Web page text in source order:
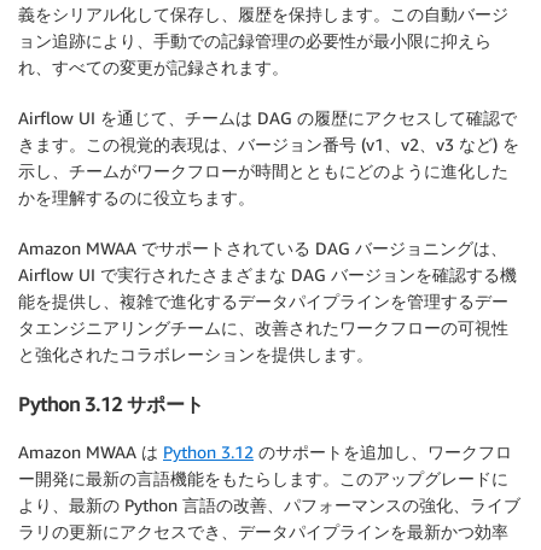
義をシリアル化して保存し、履歴を保持します。この自動バージ
ョン追跡により、手動での記録管理の必要性が最小限に抑えら
れ、すべての変更が記録されます。
Airflow UI を通じて、チームは DAG の履歴にアクセスして確認で
きます。この視覚的表現は、バージョン番号 (v1、v2、v3 など) を
示し、チームがワークフローが時間とともにどのように進化した
かを理解するのに役立ちます。
Amazon MWAA でサポートされている DAG バージョニングは、
Airflow UI で実行されたさまざまな DAG バージョンを確認する機
能を提供し、複雑で進化するデータパイプラインを管理するデー
タエンジニアリングチームに、改善されたワークフローの可視性
と強化されたコラボレーションを提供します。
Python 3.12 サポート
Amazon MWAA は Python 3.12 のサポートを追加し、ワークフロ
ー開発に最新の言語機能をもたらします。このアップグレードに
より、最新の Python 言語の改善、パフォーマンスの強化、ライブ
ラリの更新にアクセスでき、データパイプラインを最新かつ効率